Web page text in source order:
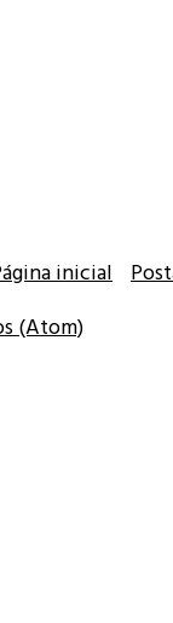
inicial
(Atom)